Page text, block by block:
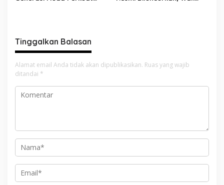
Tinggalkan Balasan
Alamat email Anda tidak akan dipublikasikan. Ruas yang wajib
ditandai *